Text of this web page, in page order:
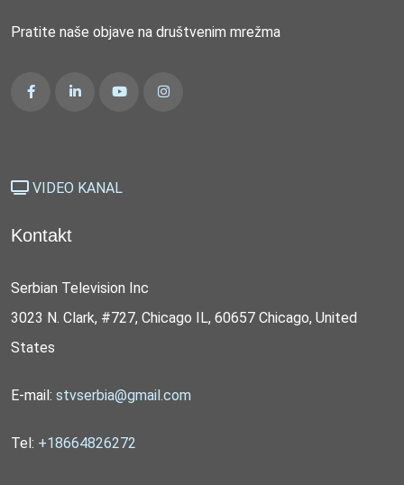
Pratite naše objave na društvenim mrežma
VIDEO KANAL
Kontakt
Serbian Television Inc
3023 N. Clark, #727, Chicago IL, 60657 Chicago, United
States
E-mail: stvserbia@gmail.com
Tel: +18664826272